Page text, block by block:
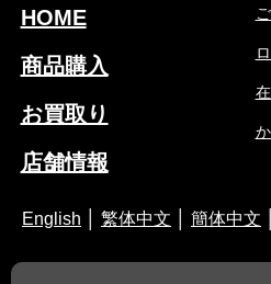
HOME
商品購入
お買取り
店舗情報
English 繁体中文 簡体中文